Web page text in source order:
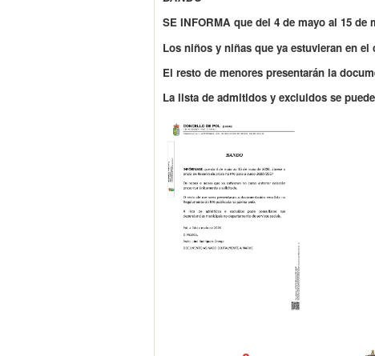
SE INFORMA que del 4 de mayo al 15 de
Los niños y niñas que ya estuvieran en
El resto de menores presentarán la
La lista de admitidos y excluidos se